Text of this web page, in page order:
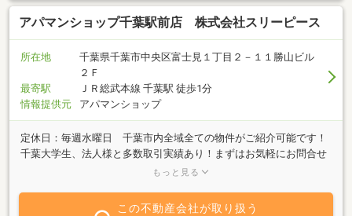
アパマンショップ千葉駅前店 株式会社スリーピース
所在地
千葉県千葉市中央区富士見１丁目２－１１勝山ビル
２Ｆ
最寄駅
ＪＲ総武本線 千葉駅 徒歩1分
情報提供元
アパマンショップ
定休日：毎週水曜日 千葉市内全域全ての物件がご紹介可能です！
千葉大学生、法人様と多数取引実績あり！まずはお気軽にお問合せ
下さい♪ 千葉市内全域全ての物件がご紹介可能です！千葉大学生、
もっと見る
この不動産会社が取り扱う